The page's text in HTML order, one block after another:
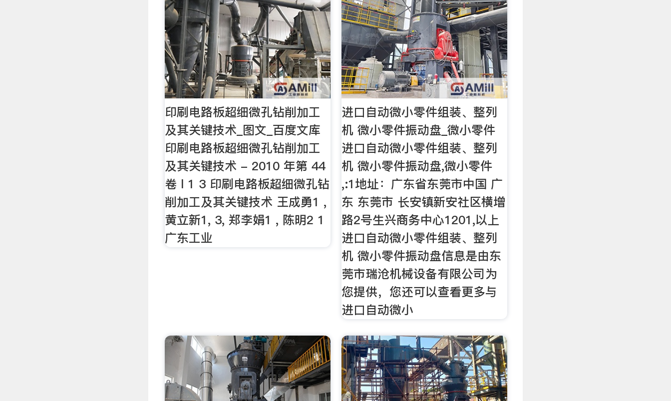
印刷电路板超细微孔钻削加工
及其关键技术_图文_百度文库
印刷电路板超细微孔钻削加工
及其关键技术 - 2010 年第 44
卷 l 1 3 印刷电路板超细微孔钻
削加工及其关键技术 王成勇1 ,
黄立新1, 3, 郑李娟1 , 陈明2 1
广东工业
进口自动微小零件组装、整列
机 微小零件振动盘_微小零件
进口自动微小零件组装、整列
机 微小零件振动盘,微小零件
,:1地址：广东省东莞市中国 广
东 东莞市 长安镇新安社区横增
路2号生兴商务中心1201,以上
进口自动微小零件组装、整列
机 微小零件振动盘信息是由东
莞市瑞沧机械设备有限公司为
您提供，您还可以查看更多与
进口自动微小